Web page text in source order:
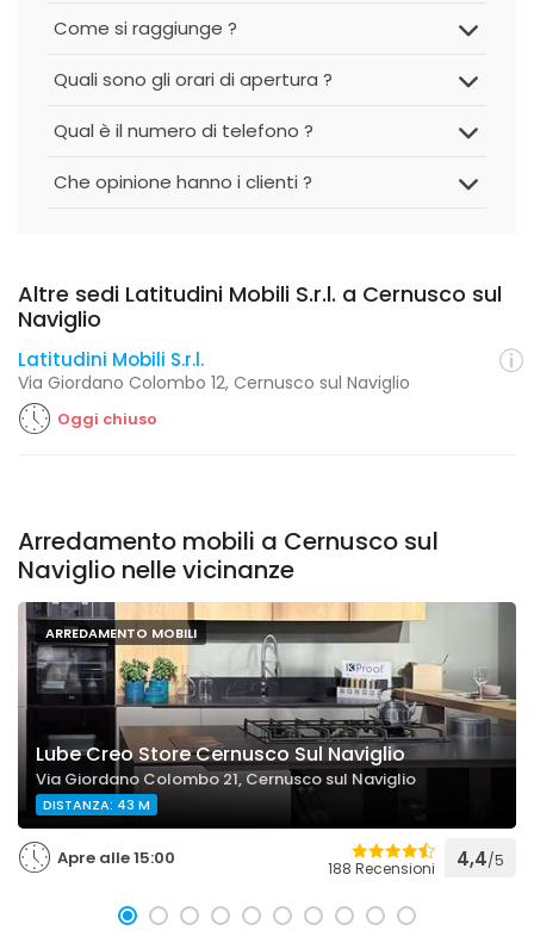
Come si raggiunge ?
Quali sono gli orari di apertura ?
Qual è il numero di telefono ?
Che opinione hanno i clienti ?
Altre sedi Latitudini Mobili S.r.l. a Cernusco sul
Naviglio
Latitudini Mobili S.r.l.
Via Giordano Colombo 12, Cernusco sul Naviglio
Oggi chiuso
Arredamento mobili a Cernusco sul
Naviglio nelle vicinanze
ARREDAMENTO MOBILI
Lube Creo Store Cernusco Sul Naviglio
Via Giordano Colombo 21, Cernusco sul Naviglio
DISTANZA: 43 M
Apre alle 15:00 188 Recensioni 4,4/5